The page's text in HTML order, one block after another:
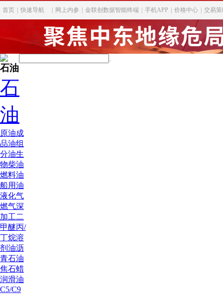
首页 快速导航 网上内参 金联创数据智能终端 手机APP 价格中心 交易
石油
石
油
原油成
品油组
分油生
物柴油
燃料油
船用油
液化气
燃气深
加工二
甲醚丙/
丁烷溶
剂油沥
青石油
焦石蜡
润滑油
C5/C9